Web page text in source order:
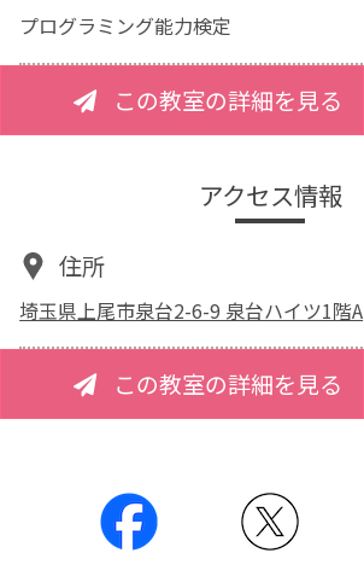
プログラミング能力検定
この教室の詳細を見る
アクセス情報
住所
埼玉県上尾市泉台2-6-9 泉台ハイツ1階A
この教室の詳細を見る